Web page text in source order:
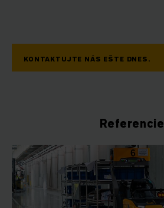
KONTAKTUJTE NÁS EŠTE DNES.
Referencie